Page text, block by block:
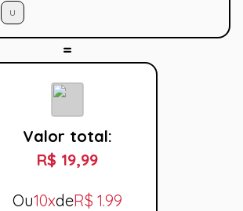
U
Valor total:
R$ 19,99
Ou10xdeR$ 1.99